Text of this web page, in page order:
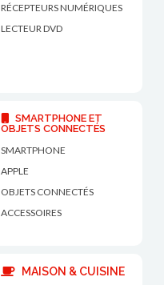
RÉCEPTEURS NUMÉRIQUES
LECTEUR DVD
SMARTPHONE ET
OBJETS CONNECTÉS
SMARTPHONE
APPLE
OBJETS CONNECTÉS
ACCESSOIRES
MAISON & CUISINE